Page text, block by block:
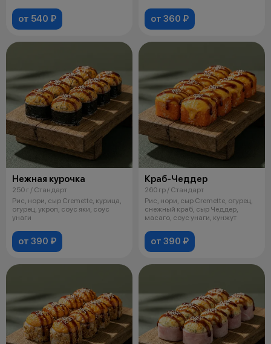
от 540 ₽ от 360 ₽
Нежная курочка
250 г / Стандарт
Рис, нори, сыр Cremette, курица,
огурец, укроп, соус яки, соус
унаги
от 390 ₽
Краб-Чеддер
260 гр / Стандарт
Рис, нори, сыр Cremette, огурец,
снежный краб, сыр Чеддер,
масаго, соус унаги, кунжут
от 390 ₽